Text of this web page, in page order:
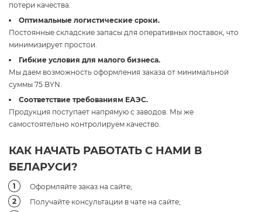
потери качества.
Оптимальные логистические сроки.
Постоянные складские запасы для оперативных поставок, что
минимизирует простои.
Гибкие условия для малого бизнеса.
Мы даем возможность оформления заказа от минимальной
суммы 75 BYN.
Соответствие требованиям ЕАЭС.
Продукция поступает напрямую с заводов. Мы же
самостоятельно контролируем качество.
КАК НАЧАТЬ РАБОТАТЬ С НАМИ В
БЕЛАРУСИ?
Оформляйте заказ на сайте;
Получайте консультации в чате на сайте;